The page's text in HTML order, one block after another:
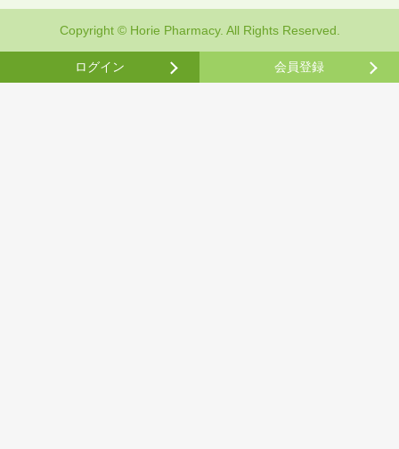
Copyright © Horie Pharmacy. All Rights Reserved.
ログイン 会員登録